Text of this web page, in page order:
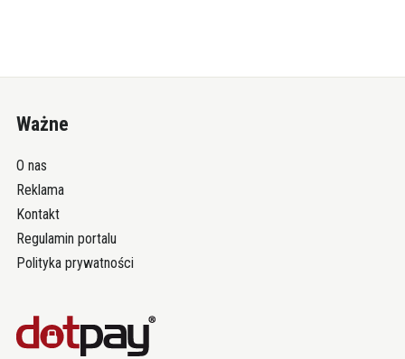
Ważne
O nas
Reklama
Kontakt
Regulamin portalu
Polityka prywatności